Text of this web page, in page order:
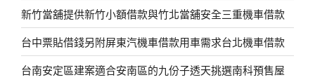
新竹當舖提供新竹小額借款與竹北當舖安全三重機車借款
台中票貼借錢另附屏東汽機車借款用車需求台北機車借款
台南安定區建案適合安南區的九份子透天挑選南科預售屋